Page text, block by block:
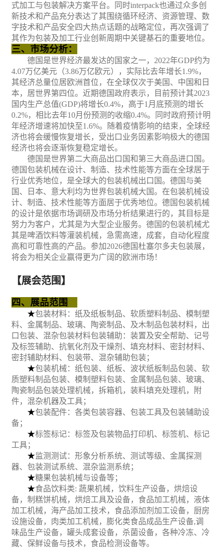
式加工与包装解决方案平台。同时interpack也通过众多创
新技术和产品充分表达了其围绕循环经济、资源管理、数
字技术和产品安全四大热点话题的战略定位，再次强调了
其作为包装及加工行业创新周期中关键基石的重要地位。
三、市场分析：
德国是世界经济最发达的国家之一， 2022年GDP约为
4.07万亿美元（3.86万亿欧元），实际比去年增长1.9%，
其经济总量位居欧洲首位，在全球仅次于美国、中国和日
本，居世界第四位。近期德国政府表示，目前预计其2023
国内生产总值(GDP)将增长0.4%，高于1月底预测的增长
0.2%，相比去年10月份预测的收缩0.4%。 同时政府预计明
年经济增速将加快至1.6%。
随着疫情影响的结束，全球经
济也将会缓慢恢复增长，受出口业务因素影响极大的德国
经济也将会逐渐恢复稳定增长。
德国是世界第二大商品出口国和第三大商品进口国。
德国包装机械在设计、制造、技术性能等方面在全球居于
行业优秀地位，是全球大的包装机械出口国。德国与美
国、日本、意大利均为世界包装机械大国。在包装机械设
计、制造、技术性能等方面居于优秀地位。德国包装机械
的设计是依据市场调研及市场分析结果进行的，其目标是
努力为客户，尤其是为大型企业服务。德国的包装机械尤
其是啤酒饮料等灌装机械，急需高速，成套，自动化程度
高和可靠性高的产品。参加2026德国杜塞尔多夫包装展，
将会为相关企业赢得更为广阔的欧洲市场！
【展会范围】
四、展品范围 ：
★包装材料：纸及纸板制品、软质塑料制品、模制塑
料、金属制品、玻璃、陶瓷制品、及木制品包装材料，出
口包装、混杂包装材料包装辅助：装置及安全帮助、记号
及标签辅助、抗氧化剂及干燥剂、填充材料、密封材料、
密封辅助材料、包装带、混杂辅助包装；
★包装机械：纸包装、纸板、波状纸板制品包装、软
质塑料制品包装、模制塑料包装、金属制品包装、玻璃、
陶瓷制品包装处理机械，拆箱机，装料填充处理机，附
件，混杂机器及工具；
★包装配件：各类包装容器、包装工具及包装辅助设
备；
★标签标记：标签及包装物品打印机、标签机、标记
工具；
★监测测试：形象分析系统、测试等级、金属探测
器、包装测试系统、混杂监测系统；
★糖果包装机械与设备等；
★食品饮料类: 蔬果机械，饮料生产设备，烘焙设
备，制糕饼机械，烘焙工具及设备，食品加工机械，液体
加工机械，海产品加工技术，食品添加剂加工设备，厨房
设施设备，肉类加工机械，膨化类食品成品生产设备,调
味品生产设备，罐头成套设备，杀菌设备，各种冷冻、冷
藏、保鲜设备与技术，食品检测设备等。